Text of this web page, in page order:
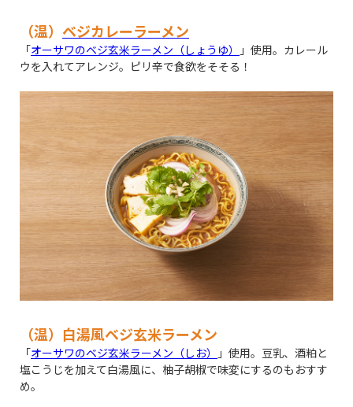
（温） ベジカレーラーメン
「オーサワのベジ玄米ラーメン（しょうゆ）
」使用。カレール
ウを入れてアレンジ。ピリ辛で食欲をそそる！
（温）白湯風ベジ玄米ラーメン
「オーサワのベジ玄米ラーメン（しお）
」使用。豆乳、酒粕と
塩こうじを加えて白湯風に、柚子胡椒で味変にするのもおすす
め。